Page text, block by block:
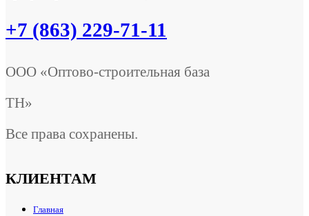
+7 (863) 229-71-11
ООО «Оптово-строительная база
ТН»
Все права сохранены.
КЛИЕНТАМ
Главная